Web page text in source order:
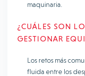
maquinaria.
¿CUÁLES SON
GESTIONAR
Los retos más
fluida entre los